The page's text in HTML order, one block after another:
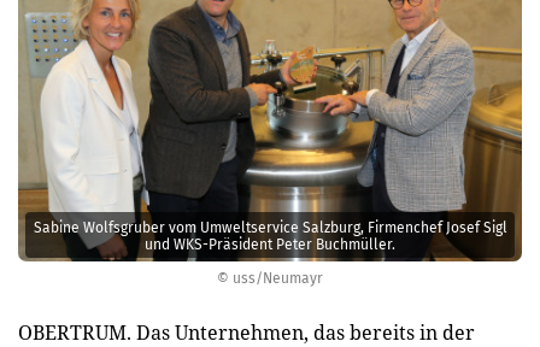
© uss/Neumayr
Sabine Wolfsgruber vom Umweltservice Salzburg, Firmenchef Josef Sigl
und WKS-Präsident Peter Buchmüller.
OBERTRUM. Das Unternehmen, das bereits in der